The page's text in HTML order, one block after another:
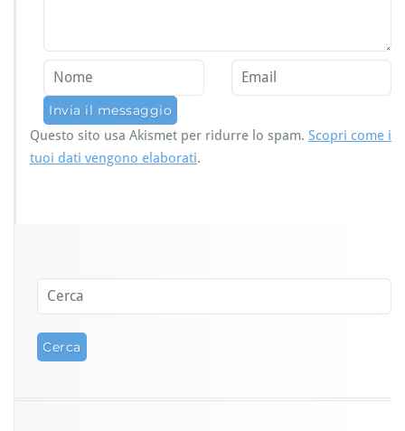
Questo sito usa Akismet per ridurre lo spam. Scopri come i
tuoi dati vengono elaborati.